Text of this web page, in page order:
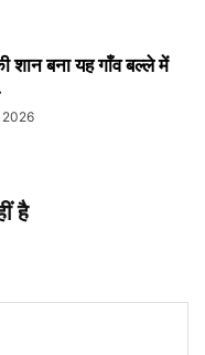
बना यह गाँव बल्ले में
2026
है